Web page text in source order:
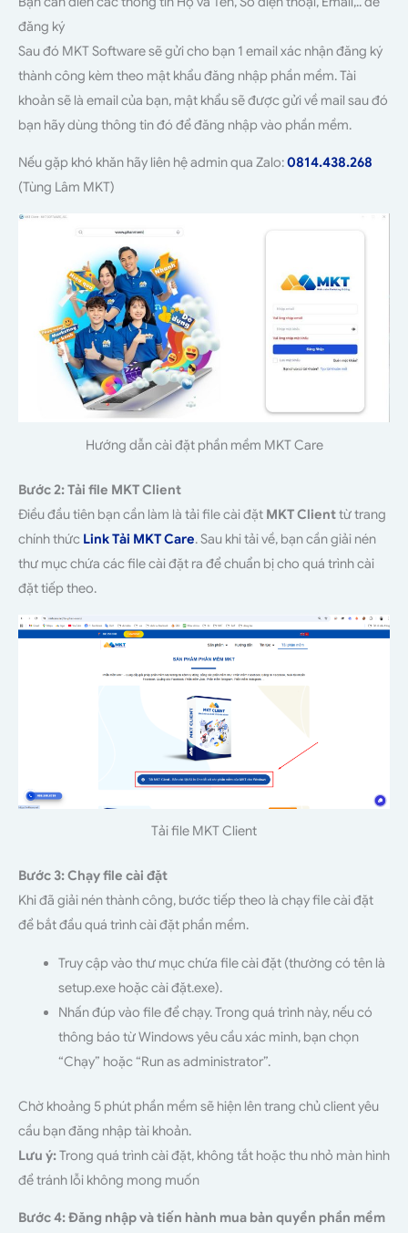
đăng ký
Sau đó MKT Software sẽ gửi cho bạn 1 email xác nhận đăng ký
thành công kèm theo mật khẩu đăng nhập phần mềm. Tài
khoản sẽ là email của bạn, mật khẩu sẽ được gửi về mail sau đó
bạn hãy dùng thông tin đó để đăng nhập vào phần mềm.
Nếu gặp khó khăn hãy liên hệ admin qua Zalo:0814.438.268
(Tùng Lâm MKT)
Hướng dẫn cài đặt phần mềm MKT Care
Bước 2: Tải file MKT Client
Điều đầu tiên bạn cần làm là tải file cài đặt MKT Clienttừ trang
chính thức Link Tải MKT Care. Sau khi tải về, bạn cần giải nén
thư mục chứa các file cài đặt ra để chuẩn bị cho quá trình cài
đặt tiếp theo.
Tải file MKT Client
Bước 3: Chạy file cài đặt
Khi đã giải nén thành công, bước tiếp theo là chạy file cài đặt
để bắt đầu quá trình cài đặt phần mềm.
Truy cập vào thư mục chứa file cài đặt (thường có tên là
setup.exe hoặc cài đặt.exe).
Nhấn đúp vào file để chạy. Trong quá trình này, nếu có
thông báo từ Windows yêu cầu xác minh, bạn chọn
“Chạy” hoặc “Run as administrator”.
Chờ khoảng 5 phút phần mềm sẽ hiện lên trang chủ client yêu
cầu bạn đăng nhập tài khoản.
Lưu ý:Trong quá trình cài đặt, không tắt hoặc thu nhỏ màn hình
để tránh lỗi không mong muốn
Bước 4: Đăng nhập và tiến hành mua bản quyền phần mềm